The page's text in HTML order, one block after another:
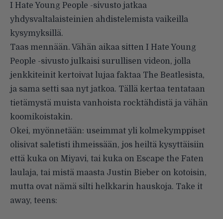
I Hate Young People -sivusto jatkaa
yhdysvaltalaisteinien ahdistelemista vaikeilla
kysymyksillä.
Taas mennään. Vähän aikaa sitten I Hate Young
People -sivusto julkaisi surullisen videon, jolla
jenkkiteinit kertoivat lujaa faktaa The Beatlesista,
ja sama setti saa nyt jatkoa. Tällä kertaa tentataan
tietämystä muista vanhoista rocktähdistä ja vähän
koomikoistakin.
Okei, myönnetään: useimmat yli kolmekymppiset
olisivat saletisti ihmeissään, jos heiltä kysyttäisiin
että kuka on Miyavi, tai kuka on Escape the Faten
laulaja, tai mistä maasta Justin Bieber on kotoisin,
mutta ovat nämä silti helkkarin hauskoja. Take it
away, teens: